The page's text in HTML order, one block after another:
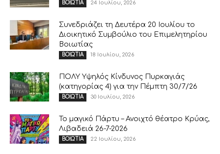
ΒΟΙΩΤΙΑ 24 Ιουλίου, 2026
Συνεδριάζει τη Δευτέρα 20 Ιουλίου το
Διοικητικό Συμβούλιο του Επιμελητηρίου
Βοιωτίας
ΒΟΙΩΤΙΑ 18 Ιουλίου, 2026
ΠΟΛΥ Υψηλός Κίνδυνος Πυρκαγιάς
(κατηγορίας 4) για την Πέμπτη 30/7/26
ΒΟΙΩΤΙΑ 30 Ιουλίου, 2026
Το μαγικό Πάρτυ – Ανοιχτό θέατρο Κρύας,
Λιβαδειά 26-7-2026
ΒΟΙΩΤΙΑ 22 Ιουλίου, 2026